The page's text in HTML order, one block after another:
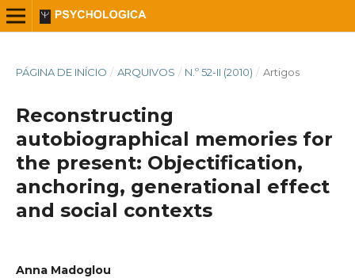
PÁGINA DE INÍCIO / ARQUIVOS / N.º 52-II (2010) / Artigos
Reconstructing
autobiographical memories for
the present: Objectification,
anchoring, generational effect
and social contexts
Anna Madoglou